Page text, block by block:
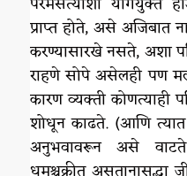
प्राप्त होते, असे अजिबात
करण्यासारखे नसते, अशा
राहणे सोपे असेलही पण
कारण व्यक्ती कोणत्याही
शोधून काढते. (आणि
अनुभवावरून असे